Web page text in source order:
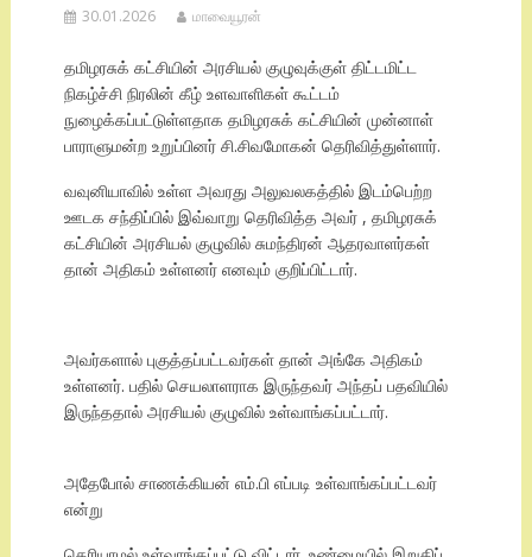
30.01.2026 மாவையூரன்
தமிழரசுக் கட்சியின் அரசியல் குழுவுக்குள் திட்டமிட்ட
நிகழ்ச்சி நிரலின் கீழ் உளவாளிகள் கூட்டம்
நுழைக்கப்பட்டுள்ளதாக தமிழரசுக் கட்சியின் முன்னாள்
பாராளுமன்ற உறுப்பினர் சி.சிவமோகன் தெரிவித்துள்ளார்.
வவுனியாவில் உள்ள அவரது அலுவலகத்தில் இடம்பெற்ற
ஊடக சந்திப்பில் இவ்வாறு தெரிவித்த அவர் , தமிழரசுக்
கட்சியின் அரசியல் குழுவில் சுமந்திரன் ஆதரவாளர்கள்
தான் அதிகம் உள்ளனர் எனவும் குறிப்பிட்டார்.
அவர்களால் புகுத்தப்பட்டவர்கள் தான் அங்கே அதிகம்
உள்ளனர். பதில் செயலாளராக இருந்தவர் அந்தப் பதவியில்
இருந்ததால் அரசியல் குழுவில் உள்வாங்கப்பட்டார்.
அதேபோல் சாணக்கியன் எம்.பி எப்படி உள்வாங்கப்பட்டவர்
என்று